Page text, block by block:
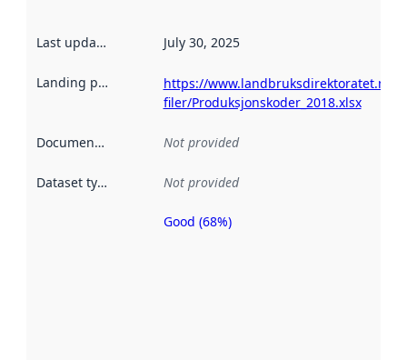
Last updated July 30, 2025
Landing page
https://www.landbruksdirektoratet.no/
filer/Produksjonskoder_2018.xlsx
Documentation Not provided
Dataset type Not provided
Metadata
Good (68%)